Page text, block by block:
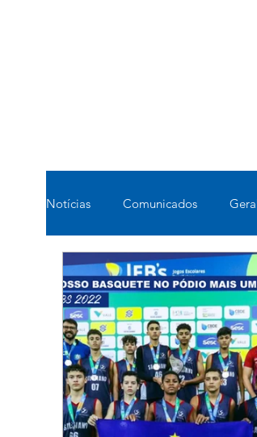
Notícias Comunicados
Pastoral Esportes
Pedagógico